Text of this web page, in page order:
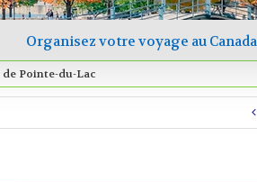
Rechercher
Organisez votre voyage au Canada
Pointe-du-Lac